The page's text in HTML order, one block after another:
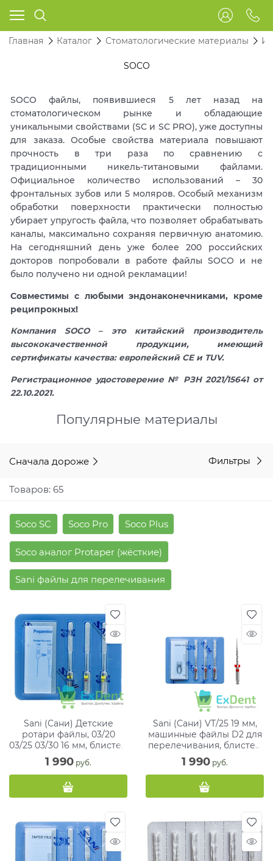
Главная Каталог Стоматологические материалы
SOCO
SOCO файлы, появившиеся 5 лет назад на
стоматологическом рынке и обладающие
уникальными свойствами (SC и SC PRO), уже доступны
для заказа. Особые свойства материала повышают
прочность в три раза по сравнению с
традиционными никель-титановыми файлами.
Официальное количество использований – 30
фронтальных зубов или 5 моляров. Особый механизм
обработки поверхности практически полностью
убирает упругость файла, что позволяет обрабатывать
каналы, максимально сохраняя первичную анатомию.
На сегодняшний день уже более 200 российских
докторов попробовали в работе файлы SOCO и не
было получено ни одной рекламации!
Совместимы с любыми эндонаконечниками, кроме
реципрокных!
Компания SOCO – это китайский производитель
высококачественной продукции, имеющий
сертификаты качества: европейский СЕ и TUV.
Регистрационное удостоверение № РЗН 2021/15641 от
22.10.2021.
Популярные материалы
Сначала дороже Фильтры
Товаров: 65
Soco SC Soco Pro Soco Plus
Soco аналог Protaper (жёсткие)
Sani файлы для перелечивания
Sani (Сани) Детские
ротари файлы, 03/20
03/25 03/30 16 мм, блистер
(3 шт)
1 990 руб.
Sani (Сани) VT/25 19 мм,
машинные файлы D2 для
перелечивания, блистер
(3 шт)
1 990 руб.